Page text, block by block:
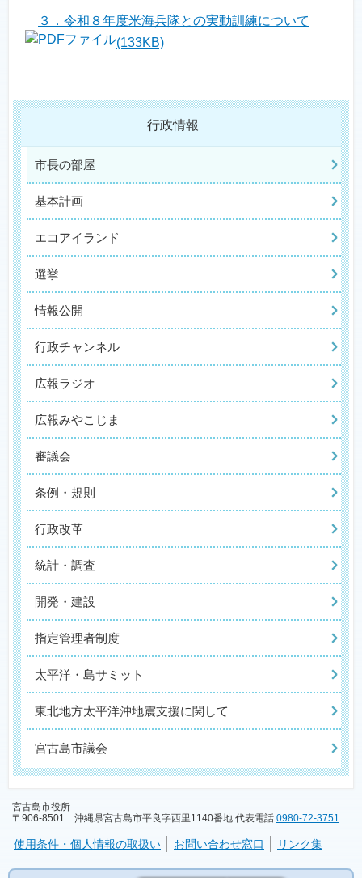
３．令和８年度米海兵隊との実動訓練について
(133KB)
行政情報
市長の部屋
基本計画
エコアイランド
選挙
情報公開
行政チャンネル
広報ラジオ
広報みやこじま
審議会
条例・規則
行政改革
統計・調査
開発・建設
指定管理者制度
太平洋・島サミット
東北地方太平洋沖地震支援に関して
宮古島市議会
宮古島市役所
〒906-8501 沖縄県宮古島市平良字西里1140番地 代表電話 0980-72-3751
使用条件・個人情報の取扱い お問い合わせ窓口 リンク集